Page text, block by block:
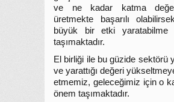
ve ne kadar katma
üretmekte başarılı
büyük bir etki yaratabilme
taşımaktadır.
El birliği ile bu güzide sektörü
ve yarattığı değeri
etmemiz, geleceğimiz için o
önem taşımaktadır.